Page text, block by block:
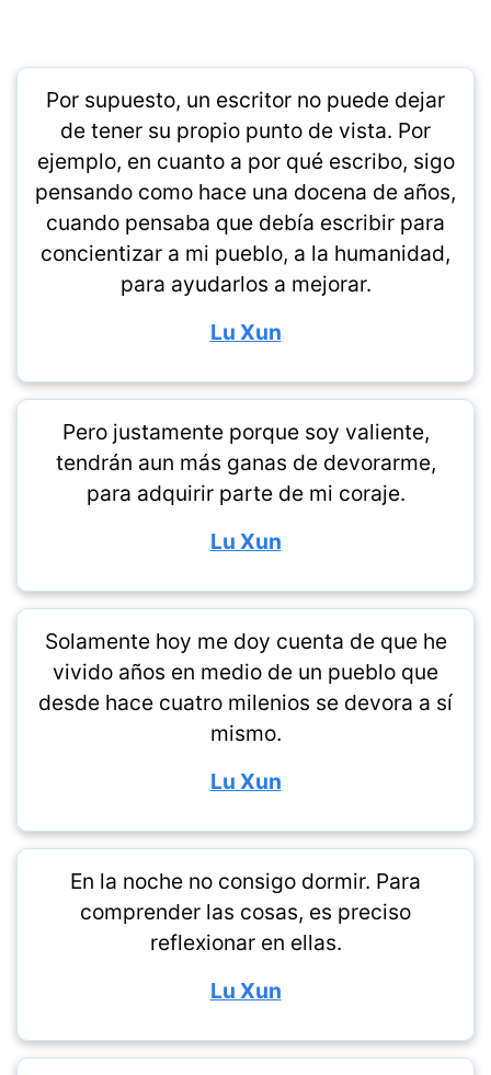
Por supuesto, un escritor no puede dejar
de tener su propio punto de vista. Por
ejemplo, en cuanto a por qué escribo, sigo
pensando como hace una docena de años,
cuando pensaba que debía escribir para
concientizar a mi pueblo, a la humanidad,
para ayudarlos a mejorar.
Lu Xun
Pero justamente porque soy valiente,
tendrán aun más ganas de devorarme,
para adquirir parte de mi coraje.
Lu Xun
Solamente hoy me doy cuenta de que he
vivido años en medio de un pueblo que
desde hace cuatro milenios se devora a sí
mismo.
Lu Xun
En la noche no consigo dormir. Para
comprender las cosas, es preciso
reflexionar en ellas.
Lu Xun